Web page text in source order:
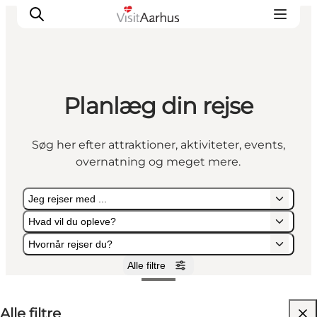
Oplevelser
Kalender
Byer og steder
Transport
Planlæg din rejse
Søg her efter attraktioner, aktiviteter, events,
overnatning og meget mere.
Jeg rejser med ...
Hvad vil du opleve?
Hvornår rejser du?
Alle filtre
Jeg rejser med ...
Hvad vil du opleve?
Hvornår rejser du?
Alle filtre